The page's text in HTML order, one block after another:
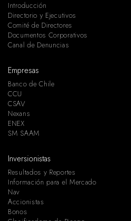
Introducción
Directorio y Ejecutivos
Comité de Directores
Documentos Corporativos
Canal de Denuncias
Empresas
Banco de Chile
CCU
CSAV
Nexans
ENEX
SM SAAM
Inversionistas
Resultados y Reportes
Información para el Mercado
Nav
Accionistas
Bonos